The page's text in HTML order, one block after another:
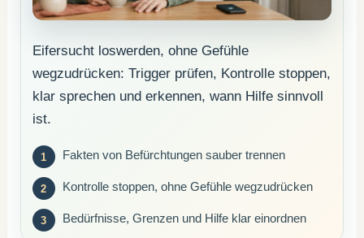
Eifersucht loswerden, ohne Gefühle
wegzudrücken: Trigger prüfen, Kontrolle stoppen,
klar sprechen und erkennen, wann Hilfe sinnvoll
ist.
Fakten von Befürchtungen sauber trennen
Kontrolle stoppen, ohne Gefühle wegzudrücken
Bedürfnisse, Grenzen und Hilfe klar einordnen